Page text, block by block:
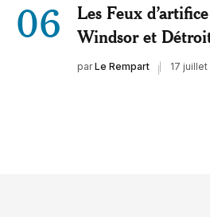
06
Les Feux
Windsor et
par Le Rempart 17